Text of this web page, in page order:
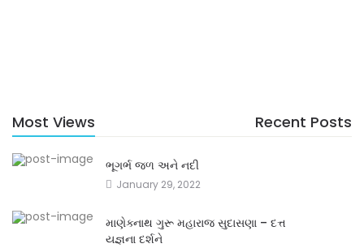
Most Views Recent Posts
ભૂગર્ભ જળ અને નદી
January 29, 2022
માણેક્નાથ ગુરૂ મહારાજ સુદાસણા – દત્ત
યજ્ઞના દર્શને